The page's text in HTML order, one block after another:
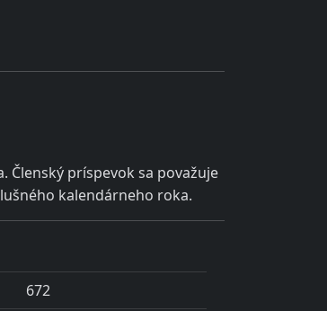
Členský príspevok sa považuje
kalendárneho roka.
672